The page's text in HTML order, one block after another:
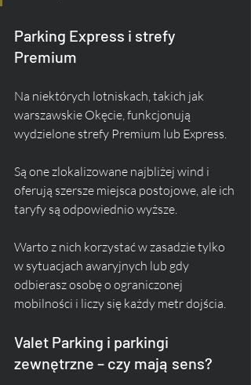
Parking Express i strefy
Premium
Na niektórych lotniskach, takich jak
warszawskie Okęcie, funkcjonują
wydzielone strefy Premium lub Express.
Są one zlokalizowane najbliżej wind i
oferują szersze miejsca postojowe, ale ich
taryfy są odpowiednio wyższe.
Warto z nich korzystać w zasadzie tylko
w sytuacjach awaryjnych lub gdy
odbierasz osobę o ograniczonej
mobilności i liczy się każdy metr dojścia.
Valet Parking i parkingi
zewnętrzne – czy mają sens?